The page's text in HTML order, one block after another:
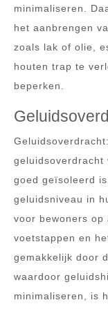
minimaliseren.
het aanbrengen
zoals lak of olie,
houten trap te
beperken.
geluidsoverdracht
goed geïsoleerd
geluidsniveau in
voor bewoners op
voetstappen en
gemakkelijk door
waardoor
minimaliseren, is